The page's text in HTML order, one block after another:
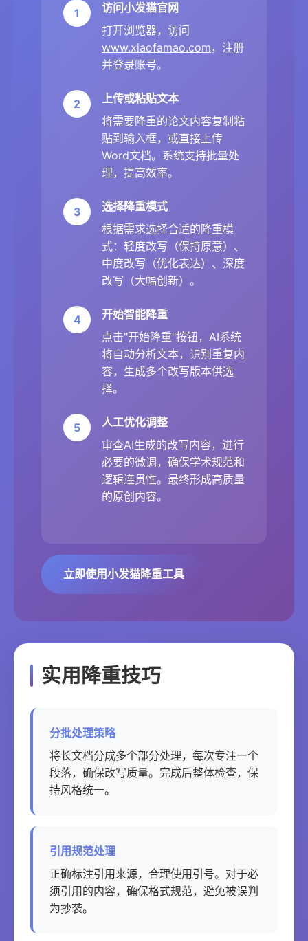
1
访问小发猫官网
打开浏览器，访问
www.xiaofamao.com ，注册
并登录账号。
2
上传或粘贴文本
将需要降重的论文内容复制粘
贴到输入框，或直接上传
Word文档。系统支持批量处
理，提高效率。
3
选择降重模式
根据需求选择合适的降重模
式：轻度改写（保持原意）、
中度改写（优化表达）、深度
改写（大幅创新）。
4
开始智能降重
点击"开始降重"按钮，AI系统
将自动分析文本，识别重复内
容，生成多个改写版本供选
择。
5
人工优化调整
审查AI生成的改写内容，进行
必要的微调，确保学术规范和
逻辑连贯性。最终形成高质量
的原创内容。
立即使用小发猫降重工具
实用降重技巧
分批处理策略
将长文档分成多个部分处理，每次专注一个
段落，确保改写质量。完成后整体检查，保
持风格统一。
引用规范处理
正确标注引用来源，合理使用引号。对于必
须引用的内容，确保格式规范，避免被误判
为抄袭。